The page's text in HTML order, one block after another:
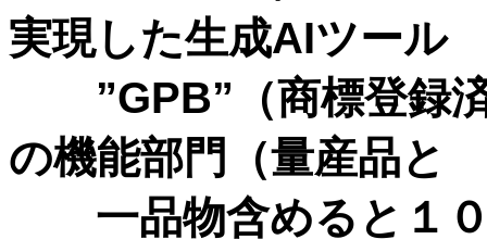
実現した生成AIツール
”GPB”（商標登録済
の機能部門（量産品と
一品物含めると１０